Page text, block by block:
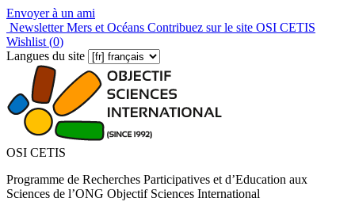
Envoyer à un ami
Newsletter Mers et Océans Contribuez sur le site OSI CETIS
Wishlist (0)
Langues du site
OSI CETIS
Programme de Recherches Participatives et d’Education aux
Sciences de l’ONG Objectif Sciences International